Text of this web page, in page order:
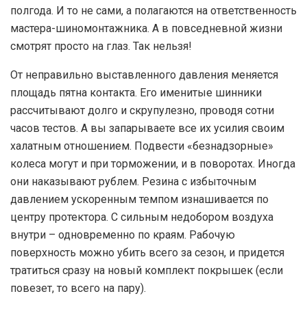
полгода. И то не сами, а полагаются на ответственность
мастера-шиномонтажника. А в повседневной жизни
смотрят просто на глаз. Так нельзя!
От неправильно выставленного давления меняется
площадь пятна контакта. Его именитые шинники
рассчитывают долго и скрупулезно, проводя сотни
часов тестов. А вы запарываете все их усилия своим
халатным отношением. Подвести «безнадзорные»
колеса могут и при торможении, и в поворотах. Иногда
они наказывают рублем. Резина с избыточным
давлением ускоренным темпом изнашивается по
центру протектора. С сильным недобором воздуха
внутри – одновременно по краям. Рабочую
поверхность можно убить всего за сезон, и придется
тратиться сразу на новый комплект покрышек (если
повезет, то всего на пару).